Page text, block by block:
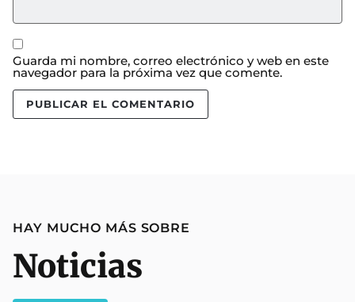
Guarda mi nombre, correo electrónico y web en este
navegador para la próxima vez que comente.
HAY MUCHO MÁS SOBRE
Noticias